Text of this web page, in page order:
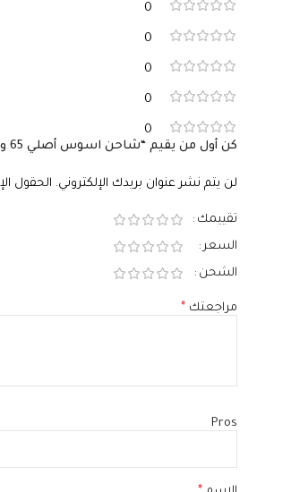
0
0
0
0
0
كن أول من يقيم “شاحن اسوس أصلي 65 واط – 19V 3.42A – Type 4.5×3.0mm – Asus ExpertBook VivoBook – Original Asus Charger – رقم القطعة ADP-65GD D”
لن يتم نشر عنوان بريدك الإلكتروني. الحقول
تقييمك
السعر
الشحن
مراجعتك *
Pros